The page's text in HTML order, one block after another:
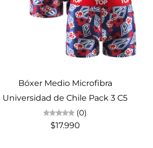
Bóxer Medio Microfibra
Universidad de Chile Pack 3 C5
(0)
$17.990